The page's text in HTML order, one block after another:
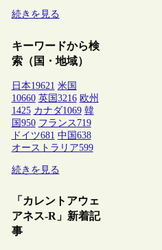
続きを見る
キーワードから検
索（国・地域）
日本19621 米国
10660 英国 3216 欧州
1425 カナダ1069 韓
国 950 フランス 719
ドイツ681 中国 638
オーストラリア599
続きを見る
「カレントアウェ
アネス-R」新着記
事